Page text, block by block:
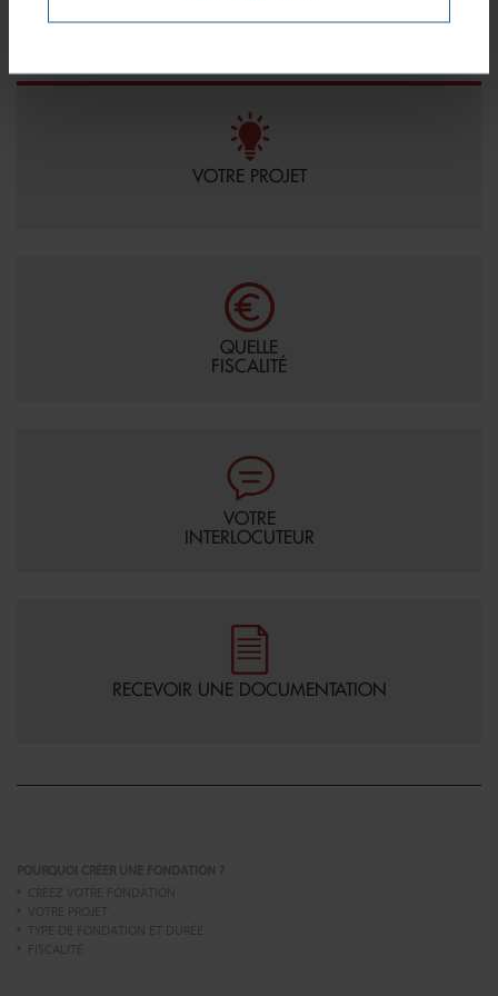
VOTRE PROJET
QUELLE
FISCALITÉ
VOTRE
INTERLOCUTEUR
RECEVOIR UNE DOCUMENTATION